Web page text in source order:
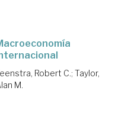
Robert C.; Taylor,
M.